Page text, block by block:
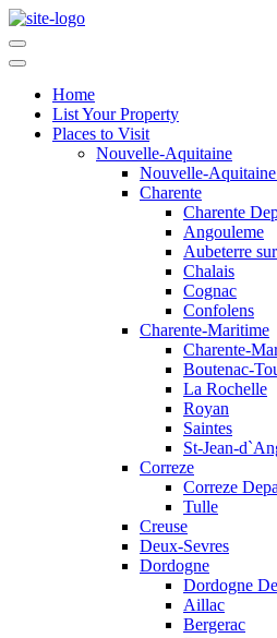
Home
List Your Property
Places to Visit
Nouvelle-Aquitaine
Nouvelle-
Charente
Charente
Angouleme
Aubeterre
Chalais
Cognac
Confolens
Charente-Maritime
Charente-
Boutenac-
La Rochelle
Royan
Saintes
St-Jean-
Correze
Correze
Tulle
Creuse
Deux-Sevres
Dordogne
Dordogne
Aillac
Bergerac